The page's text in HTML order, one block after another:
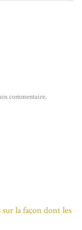
commentaire.
la façon dont les